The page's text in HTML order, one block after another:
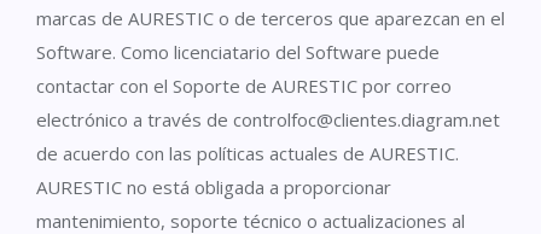
marcas de AURESTIC o de terceros que aparezcan en el
Software. Como licenciatario del Software puede
contactar con el Soporte de AURESTIC por correo
electrónico a través de controlfoc@clientes.diagram.net
de acuerdo con las políticas actuales de AURESTIC.
AURESTIC no está obligada a proporcionar
mantenimiento, soporte técnico o actualizaciones al